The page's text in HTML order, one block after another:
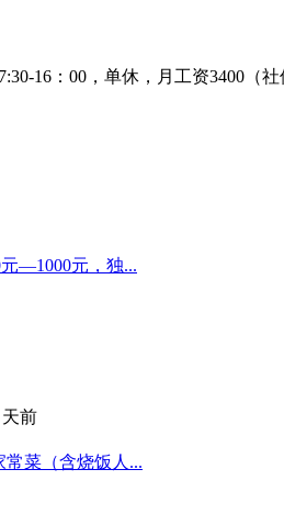
16：00，单休，月工资3400（
—1000元，独...
天前
菜（含烧饭人...